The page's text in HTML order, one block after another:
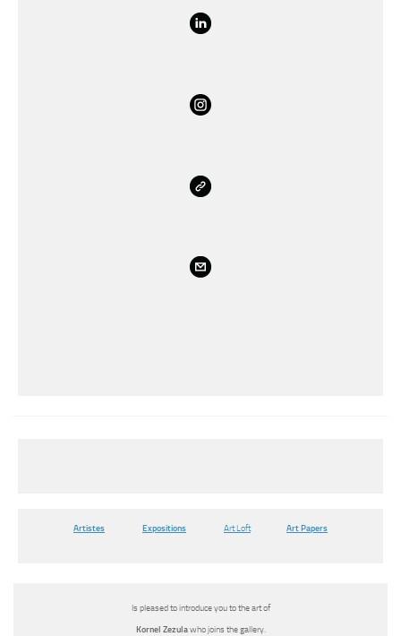
Artistes Expositions Art Loft Art Papers
Is pleased to introduce you to the art of
Kornel Zezulawho joins the gallery.